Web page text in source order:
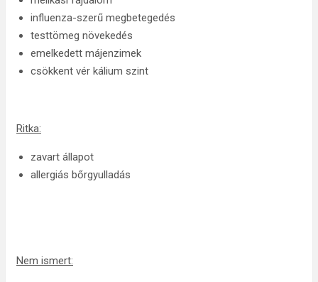
influenza-szerű megbetegedés
testtömeg növekedés
emelkedett májenzimek
csökkent vér kálium szint
Ritka:
zavart állapot
allergiás bőrgyulladás
Nem ismert: